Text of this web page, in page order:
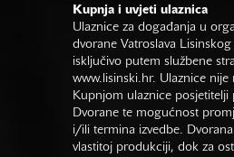
Kupnja i uvjeti ulaznica
Ulaznice za događanja u
dvorane Vatroslava
isključivo putem službene
www.lisinski.hr. Ulaznice nije
Kupnjom ulaznice posjetitelji
Dvorane te mogućnost
i/ili termina izvedbe.
vlastitoj produkciji, dok za